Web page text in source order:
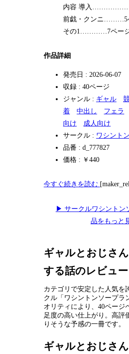
内容 導入
前戯・クンニ………5
その1…………7ペー
作品詳細
発売日 : 2026-06-07
収録 : 40ページ
ジャンル : ギャル
着
中出し フェラ
向け
成人向け
サークル : ワシント
品番 : d_777827
価格 : ￥440
今すぐ続きを読む
▶ サークルワシントン
品をもっと
ギャルとおじさ
する話のレビュー
カテゴリで安定した人気を
クル「ワシントンソープラ
オリティにより、40ページ
足度の高い仕上がり。高評
りそうな予感の一冊です。
ギャルとおじさ